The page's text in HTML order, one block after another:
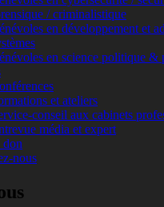
/ criminalistique
en développement et
en science politique &
et ateliers
conseil aux cabinets
média et expert
don
nous